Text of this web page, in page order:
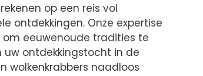
op een reis vol
ontdekkingen. Onze expertise
eeuwenoude tradities te
ontdekkingstocht in de
wolkenkrabbers naadloos